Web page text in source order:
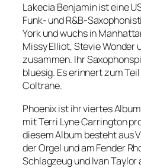
Lakecia Benjamin ist eine
Funk- und R&B-
York und wuchs in
Missy Elliot, Stevie Wonder
zusammen. Ihr
bluesig. Es erinnert zum
Coltrane.
Phoenix ist ihr viertes
mit Terri Lyne Carrington
diesem Album besteht aus
der Orgel und am Fender
Schlagzeug und Ivan Taylor